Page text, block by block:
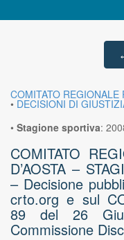
COMITATO
• DECISIONI DI
• Stagione sportiva:
COMITATO
D’AOSTA –
– Decisione
crto.org e sul
89 del 26
Commissione